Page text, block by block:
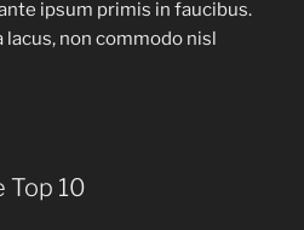
ipsum primis in faucibus.
non commodo nisl
Top 10